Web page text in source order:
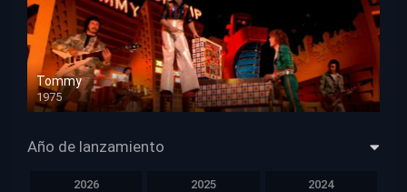
Tommy
1975
HD 1080p
Año de lanzamiento
2026 2025 2024